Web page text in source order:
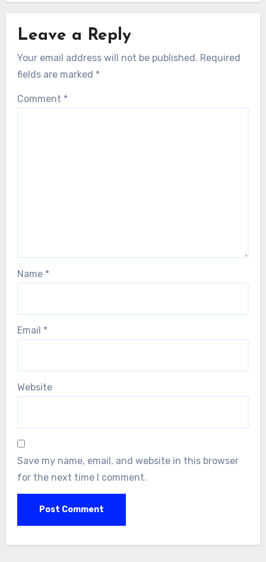
Leave a Reply
Your email address will not be published. Required
fields are marked *
Comment *
Name *
Email *
Website
Save my name, email, and website in this browser
for the next time I comment.